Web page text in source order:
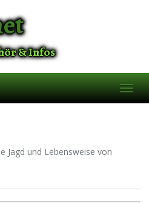
& Infos
Jagd und Lebensweise von